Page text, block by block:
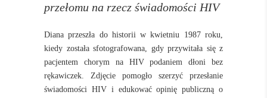
przełomu na rzecz świadomości HIV
Diana przeszła do historii w kwietniu 1987 roku,
kiedy została sfotografowana, gdy przywitała się z
pacjentem chorym na HIV podaniem dłoni bez
rękawiczek. Zdjęcie pomogło szerzyć przesłanie
świadomości HIV i edukować opinię publiczną o